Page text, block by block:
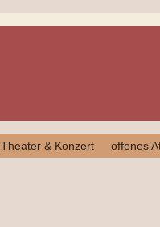
Theater & Konzert
offenes